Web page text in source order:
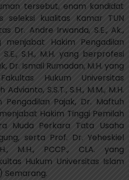
tersebut, enam kandidat
seleksi kualitas Kamar TUN
Dr. Andre Irwanda, S.E., Ak.,
menjabat Hakim Pengadilan
S.H., M.H. yang berprofesi
Dr. Ismail Rumadan, M.H. yang
Hukum Universitas
Advianto, S.S.T., S.H., M.M., M.H.
Pajak, Dr. Maftuh
menjabat Hakim Tinggi Pemilah
Muda Perkara Tata Usaha
serta Prof. Dr. Yeheskiel
M.H., PCCP., CLA. yang
Hukum Universitas Islam
Semarang.